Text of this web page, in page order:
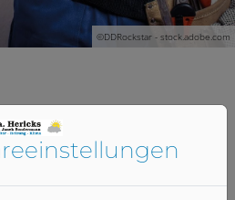
©DDRockstar - stock.adobe.com
Arbeiten